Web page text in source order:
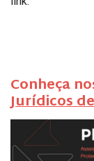
Conheça
Jurídicos